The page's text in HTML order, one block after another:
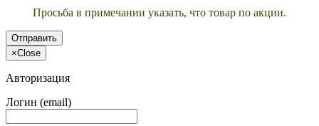
Просьба в примечании указать, что товар по акции.
Отправить
×Close
Авторизация
Логин (email)